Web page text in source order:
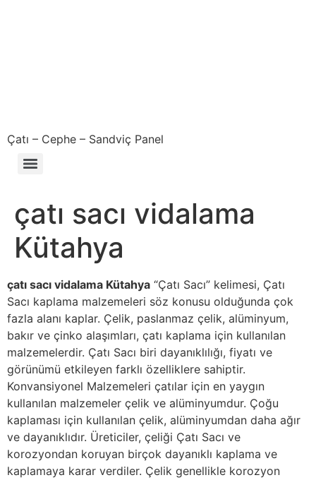
Çatı – Cephe – Sandviç Panel
çatı sacı vidalama
Kütahya
çatı sacı vidalama Kütahya “Çatı Sacı” kelimesi, Çatı
Sacı kaplama malzemeleri söz konusu olduğunda çok
fazla alanı kaplar. Çelik, paslanmaz çelik, alüminyum,
bakır ve çinko alaşımları, çatı kaplama için kullanılan
malzemelerdir. Çatı Sacı biri dayanıklılığı, fiyatı ve
görünümü etkileyen farklı özelliklere sahiptir.
Konvansiyonel Malzemeleri çatılar için en yaygın
kullanılan malzemeler çelik ve alüminyumdur. Çoğu
kaplaması için kullanılan çelik, alüminyumdan daha ağır
ve dayanıklıdır. Üreticiler, çeliği Çatı Sacı ve
korozyondan koruyan birçok dayanıklı kaplama ve
kaplamaya karar verdiler. Çelik genellikle korozyon